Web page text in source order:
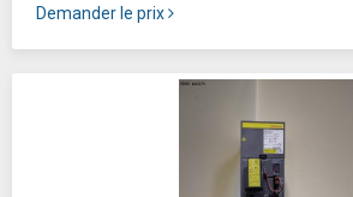
Demander le prix